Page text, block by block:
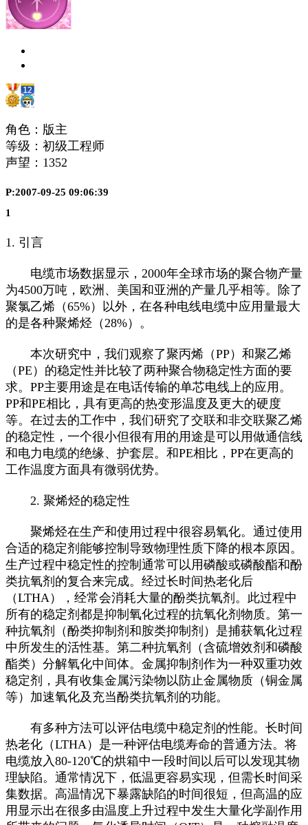
角色：版主
等级：初级工程师
声望： 1352
P:2007-09-25 09:06:39
1
1. 引言
电缆市场数据显示，2000年全球市场的聚合物产量
为4500万吨，欧洲、美国和亚洲的产量几乎相等。除了
聚氯乙烯（65%）以外，在各种电线电缆中应用量最大
的是各种聚烯烃（28%）。
本次研究中，我们观察了聚丙烯（PP）和聚乙烯
（PE）的稳定性并比较了两种聚合物稳定性方面的要
求。PP主要用途是在电话传输的单芯电线上的应用。
PP和PE相比，具有更高的热变形温度及更大的硬度
等。在过去的工作中，我们研究了交联和非交联聚乙烯
的稳定性，一个很小但很有用的用途是可以用做通信线
和电力电缆的绝缘、护套层。和PE相比，PP在更高的
工作温度方面具有微弱优势。
2. 聚烯烃的稳定性
聚烯烃在生产和使用过程中很容易氧化。通过使用
合适的稳定剂能够控制导致物理性质下降的根本原因。
生产过程中稳定性的控制通常可以用磷酸或磷酸酯和酚
类抗氧剂的复合来完成。经过长时间热老化后
（LTHA），经常会消耗大量的酚类抗氧剂。此过程中
所有的稳定剂都是抑制氧化过程的抗氧化剂物质。第一
种抗氧剂（酚类抑制剂和胺类抑制剂）是捕获氧化过程
中所发生的活性基。第二种抗氧剂（含硫增效剂和磷酸
酯类）分解氧化中间体。金属抑制剂作为一种双重功效
稳定剂，具有收集金属污染物以防止金属物质（铜金属
等）加速氧化及充当酚类抗氧剂的功能。
有多种方法可以评估电缆中稳定剂的性能。长时间
热老化（LTHA）是一种评估电缆寿命的普通方法。将
电缆放入80-120℃的烘箱中一段时间以后可以发现其物
理缺陷。通常情况下，低温更容易实现，但需长时间采
集数据。高温情况下暴露缺陷的时间很短，但高温的应
用显示出在很多由温度上升过程中发生大量化学副作用